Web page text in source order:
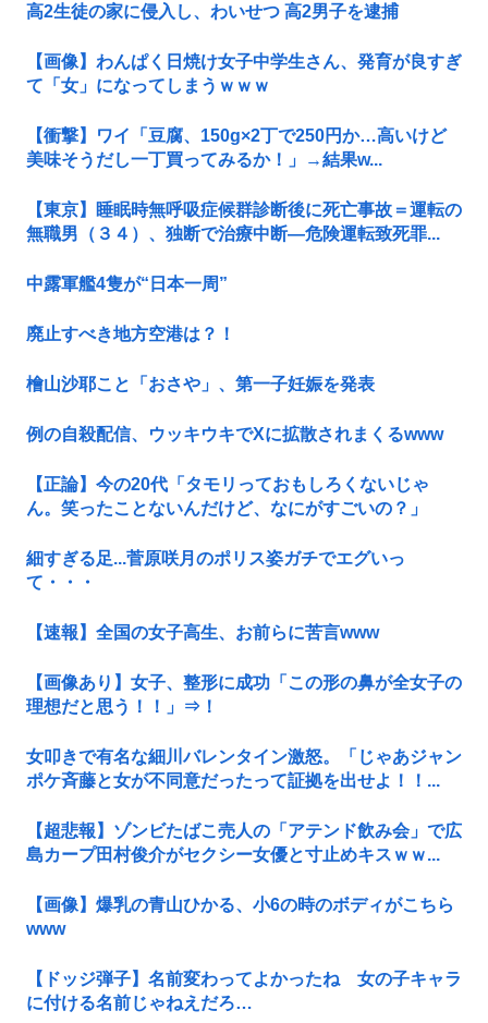
高2生徒の家に侵入し、わいせつ 高2男子を逮捕
【画像】わんぱく日焼け女子中学生さん、発育が良すぎ
て「女」になってしまうｗｗｗ
【衝撃】ワイ「豆腐、150g×2丁で250円か…高いけど
美味そうだし一丁買ってみるか！」→結果w...
【東京】睡眠時無呼吸症候群診断後に死亡事故＝運転の
無職男（３４）、独断で治療中断―危険運転致死罪...
中露軍艦4隻が“日本一周”
廃止すべき地方空港は？！
檜山沙耶こと「おさや」、第一子妊娠を発表
例の自殺配信、ウッキウキでXに拡散されまくるwww
【正論】今の20代「タモリっておもしろくないじゃ
ん。笑ったことないんだけど、なにがすごいの？」
細すぎる足...菅原咲月のポリス姿ガチでエグいっ
て・・・
【速報】全国の女子高生、お前らに苦言www
【画像あり】女子、整形に成功「この形の鼻が全女子の
理想だと思う！！」⇒！
女叩きで有名な細川バレンタイン激怒。「じゃあジャン
ポケ斉藤と女が不同意だったって証拠を出せよ！！...
【超悲報】ゾンビたばこ売人の「アテンド飲み会」で広
島カープ田村俊介がセクシー女優と寸止めキスｗｗ...
【画像】爆乳の青山ひかる、小6の時のボディがこちら
www
【ドッジ弾子】名前変わってよかったね 女の子キャラ
に付ける名前じゃねえだろ…